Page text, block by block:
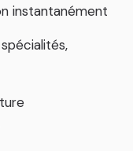
instantanément